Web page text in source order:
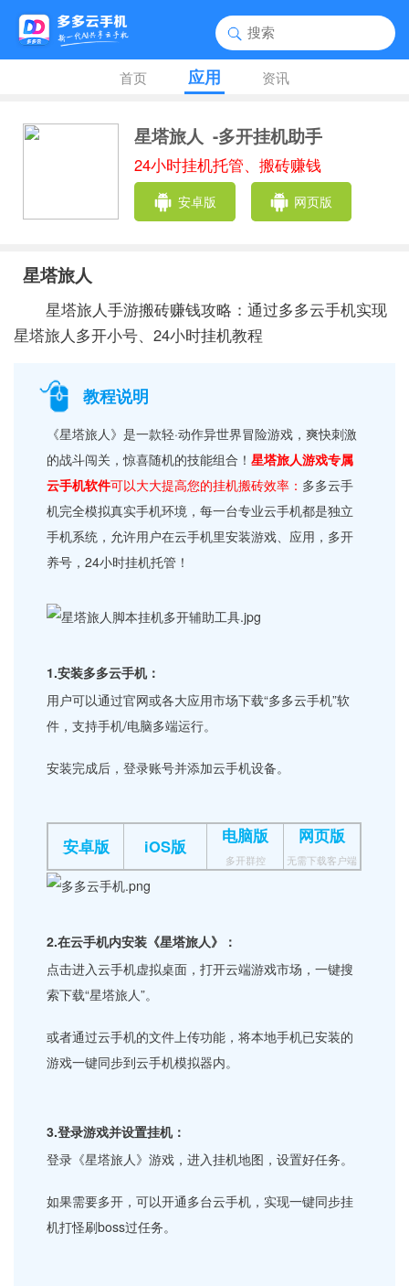
首页 应用 资讯
星塔旅人 -多开挂机助手
24小时挂机托管、搬砖赚钱
安卓版 网页版
星塔旅人
星塔旅人手游搬砖赚钱攻略：通过多多云手机实现
星塔旅人多开小号、24小时挂机教程
教程说明
《星塔旅人》是一款轻·动作异世界冒险游戏，爽快刺激
的战斗闯关，惊喜随机的技能组合！星塔旅人游戏专属
云手机软件可以大大提高您的挂机搬砖效率： 多多云手
机完全模拟真实手机环境，每一台专业云手机都是独立
手机系统，允许用户在云手机里安装游戏、应用，多开
养号，24小时挂机托管！
1.安装多多云手机：
用户可以通过官网或各大应用市场下载“多多云手机”软
件，支持手机/电脑多端运行。
安装完成后，登录账号并添加云手机设备。
安卓版 iOS版 电脑版
多开群控
网页版
无需下载客户端
2.在云手机内安装《星塔旅人》：
点击进入云手机虚拟桌面，打开云端游戏市场，一键搜
索下载“星塔旅人”。
或者通过云手机的文件上传功能，将本地手机已安装的
游戏一键同步到云手机模拟器内。
3.登录游戏并设置挂机：
登录《星塔旅人》游戏，进入挂机地图，设置好任务。
如果需要多开，可以开通多台云手机，实现一键同步挂
机打怪刷boss过任务。